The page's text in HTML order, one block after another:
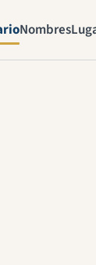
Nombres